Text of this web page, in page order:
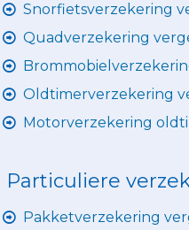
Snorfietsverzekering
Quadverzekering
Oldtimerverzekering
Motorverzekering
Particuliere
Pakketverzekering